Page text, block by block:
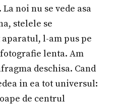
noi nu se vede asa
stelele se
l-am pus pe
lenta. Am
deschisa. Cand
in ea tot universul:
de centrul